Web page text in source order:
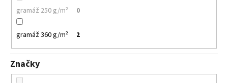
gramáž 250 g/m² 0
gramáž 360 g/m² 2
Značky